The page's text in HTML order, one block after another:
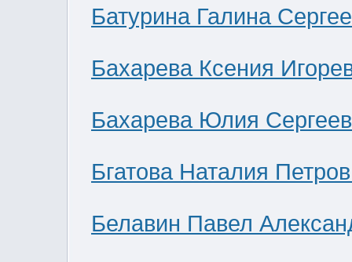
Батурина Галина
Бахарева Ксения
Бахарева Юлия
Бгатова Наталия
Белавин Павел